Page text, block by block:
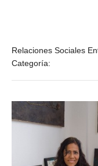
Relaciones Sociales
Categoría: